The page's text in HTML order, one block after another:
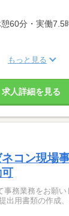
60分・実働7.5
もっと見る
求人詳細を見る
ネコン現場
事務業務をお願
出用書類の作成